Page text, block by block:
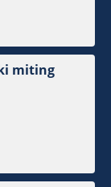
miting